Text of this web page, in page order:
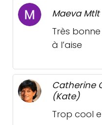
Maeva Mtlt
Très
à l’aise
Catherine
(Kate)
Trop cool